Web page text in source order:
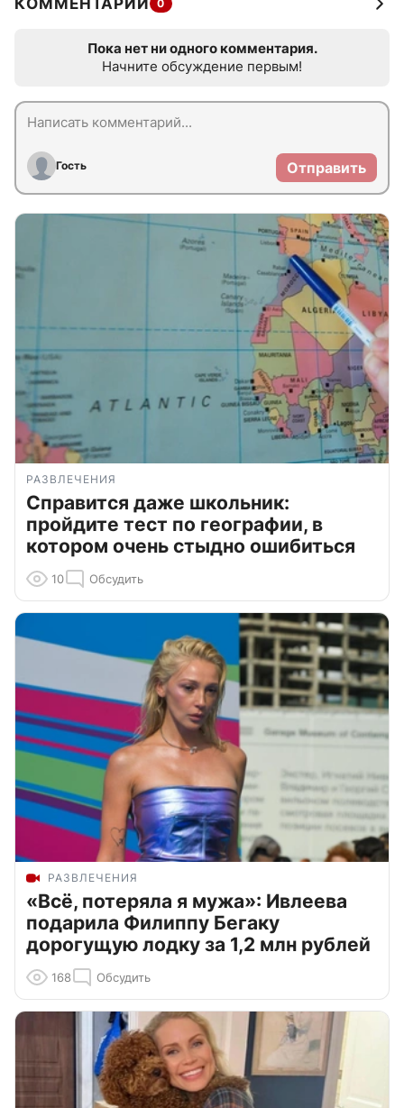
0
Пока нет ни одного комментария.
Начните обсуждение первым!
Гость Отправить
РАЗВЛЕЧЕНИЯ
Справится даже школьник:
пройдите тест по географии, в
котором очень стыдно ошибиться
10 Обсудить
РАЗВЛЕЧЕНИЯ
«Всё, потеряла я мужа»: Ивлеева
подарила Филиппу Бегаку
дорогущую лодку за 1,2 млн рублей
168 Обсудить